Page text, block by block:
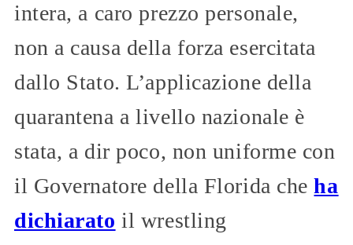
intera, a caro prezzo personale,
non a causa della forza esercitata
dallo Stato. L’applicazione della
quarantena a livello nazionale è
stata, a dir poco, non uniforme con
il Governatore della Florida cheha
dichiarato il wrestling